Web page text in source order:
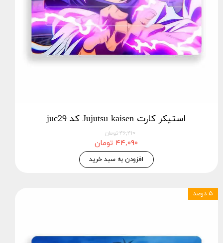
استیکر کارت Jujutsu kaisen کد juc29
۴۶,۴۱۰ تومان
۴۴,۰۹۰ تومان
افزودن به سبد خرید
۵ درصد